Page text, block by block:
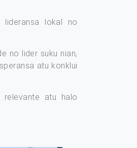
lideransa lokal no
no lider suku nian,
atu konklui
relevante atu halo